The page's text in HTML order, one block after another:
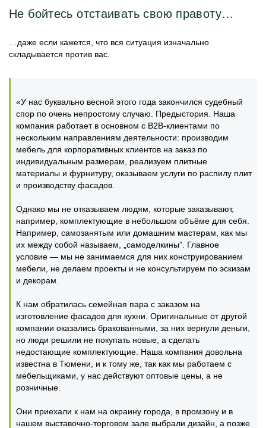
Не бойтесь отстаивать свою правоту…
…даже если кажется, что вся ситуация изначально
складывается против вас.
«У нас буквально весной этого года закончился судебный
спор по очень непростому случаю. Предыстория. Наша
компания работает в основном с В2В-клиентами по
нескольким направлениям деятельности: производим
мебель для корпоративных клиентов на заказ по
индивидуальным размерам, реализуем плитные
материалы и фурнитуру, оказываем услуги по распилу плит
и производству фасадов.
Однако мы не отказываем людям, которые заказывают,
например, комплектующие в небольшом объёме для себя.
Например, самозанятым или домашним мастерам, как мы
их между собой называем, „самоделкины”. Главное
условие — мы не занимаемся для них конструированием
мебели, не делаем проекты и не консультируем по эскизам
и декорам.
К нам обратилась семейная пара с заказом на
изготовление фасадов для кухни. Оригинальные от другой
компании оказались бракованными, за них вернули деньги,
но люди решили не покупать новые, а сделать
недостающие комплектующие. Наша компания довольна
известна в Тюмени, и к тому же, так как мы работаем с
мебельщиками, у нас действуют оптовые цены, а не
розничные.
Они приехали к нам на окраину города, в промзону и в
нашем выставочно-торговом зале выбрали дизайн, а позже